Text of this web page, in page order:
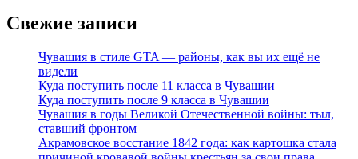
Свежие записи
Чувашия в стиле GTA — районы, как вы их ещё не
видели
Куда поступить после 11 класса в Чувашии
Куда поступить после 9 класса в Чувашии
Чувашия в годы Великой Отечественной войны: тыл,
ставший фронтом
Акрамовское восстание 1842 года: как картошка стала